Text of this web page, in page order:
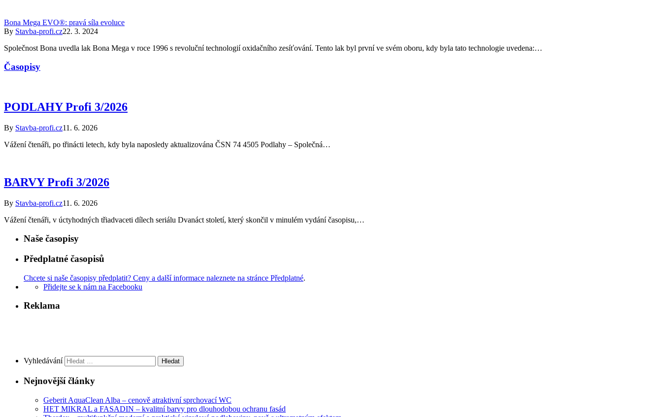
Bona Mega EVO®: pravá síla evoluce
By Stavba-profi.cz22. 3. 2024
Společnost Bona uvedla lak Bona Mega v roce 1996 s revoluční technologií oxidačního zesíťování. Tento lak byl první ve svém oboru, kdy byla tato technologie uvedena:…
Časopisy
PODLAHY Profi 3/2026
By Stavba-profi.cz11. 6. 2026
Vážení čtenáři, po třinácti letech, kdy byla naposledy aktualizována ČSN 74 4505 Podlahy – Společná…
BARVY Profi 3/2026
By Stavba-profi.cz11. 6. 2026
Vážení čtenáři, v úctyhodných třiadvaceti dílech seriálu Dvanáct století, který skončil v minulém vydání časopisu,…
Naše časopisy
Předplatné časopisů
Chcete si naše časopisy předplatit? Ceny a další informace naleznete na stránce Předplatné.
Přidejte se k nám na Facebooku
Reklama
Vyhledávání
Nejnovější články
Geberit AquaClean Alba – cenově atraktivní sprchovací WC
HET MIKRAL a FASADIN – kvalitní barvy pro dlouhodobou ochranu fasád